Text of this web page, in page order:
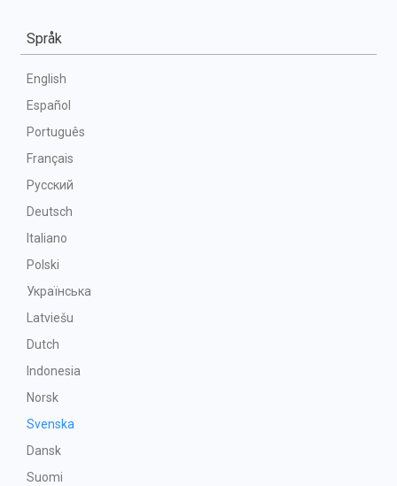
Språk
English
Español
Português
Français
Русский
Deutsch
Italiano
Polski
Українська
Latviešu
Dutch
Indonesia
Norsk
Svenska
Dansk
Suomi